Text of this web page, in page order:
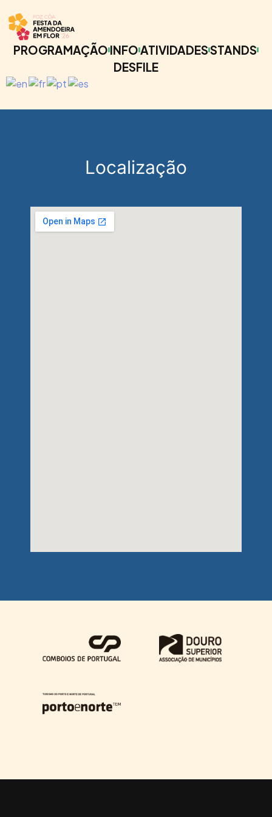
PROGRAMAÇÃO INFOATIVIDADESSTANDS
DESFILE
Localização